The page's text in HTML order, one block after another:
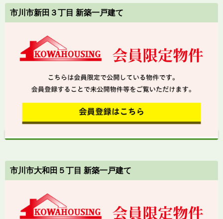
市川市新田３丁目 新築一戸建て
市川市大和田５丁目 新築一戸建て